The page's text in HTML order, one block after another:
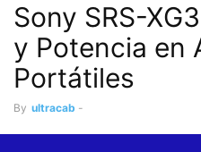
Sony SRS-
y Potencia en
Portátiles
By ultracab -